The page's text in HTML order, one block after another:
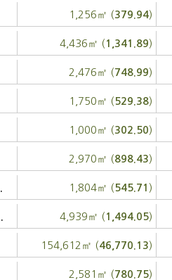
1,256㎡ (379.94)
4,436㎡ ( 1,341.89)
2,476㎡ (748.99)
1,750㎡ ( 529.38)
1,000㎡ (302.50)
2,970㎡ (898.43)
1,804㎡ ( 545.71 )
4,939㎡ ( 1,494.05)
154,612㎡ (46,770.13)
2,581㎡ (780.75)